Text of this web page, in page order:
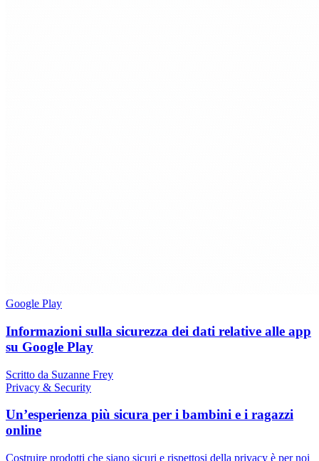
Google Play
Informazioni sulla sicurezza dei dati relative alle app
su Google Play
Scritto da Suzanne Frey
Privacy & Security
Un’esperienza più sicura per i bambini e i ragazzi
online
Costruire prodotti che siano sicuri e rispettosi della privacy è per noi